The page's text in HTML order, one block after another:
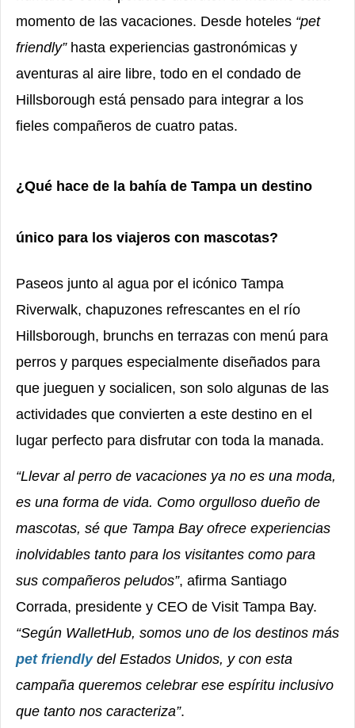
momento de las vacaciones. Desde hoteles “pet
friendly”hasta experiencias gastronómicas y
aventuras al aire libre, todo en el condado de
Hillsborough está pensado para integrar a los
fieles compañeros de cuatro patas.
¿Qué hace de la bahía de Tampa un destino
único para los viajeros con mascotas?
Paseos junto al agua por el icónico Tampa
Riverwalk, chapuzones refrescantes en el río
Hillsborough, brunchs en terrazas con menú para
perros y parques especialmente diseñados para
que jueguen y socialicen, son solo algunas de las
actividades que convierten a este destino en el
lugar perfecto para disfrutar con toda la manada.
“Llevar al perro de vacaciones ya no es una moda,
es una forma de vida. Como orgulloso dueño de
mascotas, sé que Tampa Bay ofrece experiencias
inolvidables tanto para los visitantes como para
sus compañeros peludos”, afirma Santiago
Corrada, presidente y CEO de Visit Tampa Bay.
“Según WalletHub, somos uno de los destinos más
pet friendlydel Estados Unidos, y con esta
campaña queremos celebrar ese espíritu inclusivo
que tanto nos caracteriza”.